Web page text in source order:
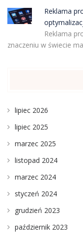
Reklama
Reklama
znaczeniu w świecie
lipiec 2026
lipiec 2025
marzec 2025
listopad 2024
marzec 2024
styczeń 2024
grudzień 2023
październik 2023